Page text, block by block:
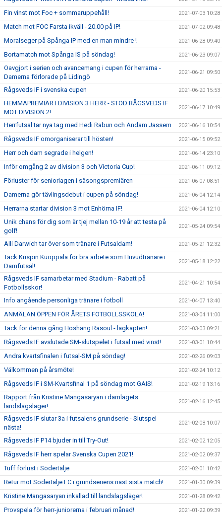
Fin vinst mot Foc + sommaruppehåll! 2021-07-03 10:28
Match mot FOC Farsta ikväll - 20.00 på IP! 2021-07-02 09:48
Moralseger på Spånga IP med en man mindre ! 2021-06-28 09:40
Bortamatch mot Spånga IS på söndag! 2021-06-23 09:07
Oavgjort i serien och avancemang i cupen för herrarna -
Damerna förlorade på Lidingö
2021-06-21 09:50
Rågsveds IF i svenska cupen 2021-06-20 15:53
HEMMAPREMIÄR I DIVISION 3 HERR - STÖD RÅGSVEDS IF
MOT DIVISION 2!
2021-06-17 10:49
Herrfutsal tar nya tag med Hedi Rabun och Andam Jassem 2021-06-16 10:54
Rågsveds IF omorganiserar till hösten! 2021-06-15 09:52
Herr och dam segrade i helgen! 2021-06-14 23:10
Inför omgång 2 av division 3 och Victoria Cup! 2021-06-11 09:12
Förluster för seniorlagen i säsongspremiären 2021-06-07 08:51
Damerna gör tävlingsdebut i cupen på söndag! 2021-06-04 12:14
Herrarna startar division 3 mot Enhörna IF! 2021-06-04 12:10
Unik chans för dig som är tjej mellan 10-19 år att testa på
golf!
2021-05-24 09:54
Alli Darwich tar över som tränare i Futsaldam! 2021-05-21 12:32
Tack Krispin Kuoppala för bra arbete som Huvudtränare i
Damfutsal!
2021-05-18 12:22
Rågsveds IF samarbetar med Stadium - Rabatt på
Fotbollsskor!
2021-04-21 10:54
Info angående personliga tränare i fotboll 2021-04-07 13:40
ANMÄLAN ÖPPEN FÖR ÅRETS FOTBOLLSSKOLA! 2021-03-04 11:00
Tack för denna gång Hoshang Rasoul - lagkapten! 2021-03-03 09:21
Rågsveds IF avslutade SM-slutspelet i futsal med vinst! 2021-03-01 10:44
Andra kvartsfinalen i futsal-SM på söndag! 2021-02-26 09:03
Välkommen på årsmöte! 2021-02-24 10:12
Rågsveds IF i SM-Kvartsfinal 1 på söndag mot GAIS! 2021-02-19 13:16
Rapport från Kristine Mangasaryan i damlagets
landslagsläger!
2021-02-16 12:45
Rågsveds IF slutar 3a i futsalens grundserie - Slutspel
nästa!
2021-02-08 10:07
Rågsveds IF P14 bjuder in till Try-Out! 2021-02-02 12:05
Rågsveds IF herr spelar Svenska Cupen 2021! 2021-02-02 09:37
Tuff förlust i Södertälje 2021-02-01 10:42
Retur mot Södertälje FC i grundseriens näst sista match! 2021-01-30 09:39
Kristine Mangasaryan inkallad till landslagsläger! 2021-01-28 09:42
Provspela för herr-juniorerna i februari månad! 2021-01-22 09:39